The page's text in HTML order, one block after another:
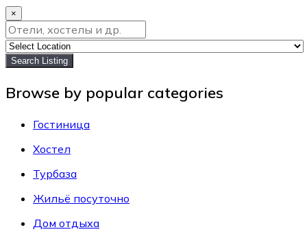
×
Search Listing
Browse by popular categories
Гостиница
Хостел
Турбаза
Жильё посуточно
Дом отдыха